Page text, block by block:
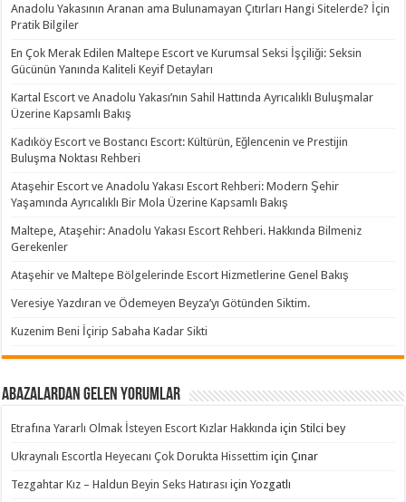
Anadolu Yakasının Aranan ama Bulunamayan Çıtırları Hangi Sitelerde? İçin
Pratik Bilgiler
En Çok Merak Edilen Maltepe Escort ve Kurumsal Seksi İşçiliği: Seksin
Gücünün Yanında Kaliteli Keyif Detayları
Kartal Escort ve Anadolu Yakası’nın Sahil Hattında Ayrıcalıklı Buluşmalar
Üzerine Kapsamlı Bakış
Kadıköy Escort ve Bostancı Escort: Kültürün, Eğlencenin ve Prestijin
Buluşma Noktası Rehberi
Ataşehir Escort ve Anadolu Yakası Escort Rehberi: Modern Şehir
Yaşamında Ayrıcalıklı Bir Mola Üzerine Kapsamlı Bakış
Maltepe, Ataşehir: Anadolu Yakası Escort Rehberi. Hakkında Bilmeniz
Gerekenler
Ataşehir ve Maltepe Bölgelerinde Escort Hizmetlerine Genel Bakış
Veresiye Yazdıran ve Ödemeyen Beyza’yı Götünden Siktim.
Kuzenim Beni İçirip Sabaha Kadar Sikti
Abazalardan Gelen Yorumlar
Etrafına Yararlı Olmak İsteyen Escort Kızlar Hakkında içinStilci bey
Ukraynalı Escortla Heyecanı Çok Dorukta Hissettim içinÇınar
Tezgahtar Kız – Haldun Beyin Seks Hatırası içinYozgatlı